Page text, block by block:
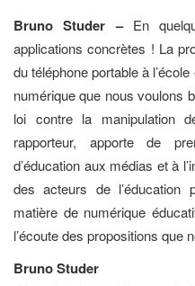
Bruno Studer –En
applications concrètes ! La
du téléphone portable à
numérique que nous voulons
loi contre la manipulation
rapporteur, apporte de
d’éducation aux médias et à
des acteurs de l’éducation
matière de numérique
l’écoute des propositions que
Bruno Studer